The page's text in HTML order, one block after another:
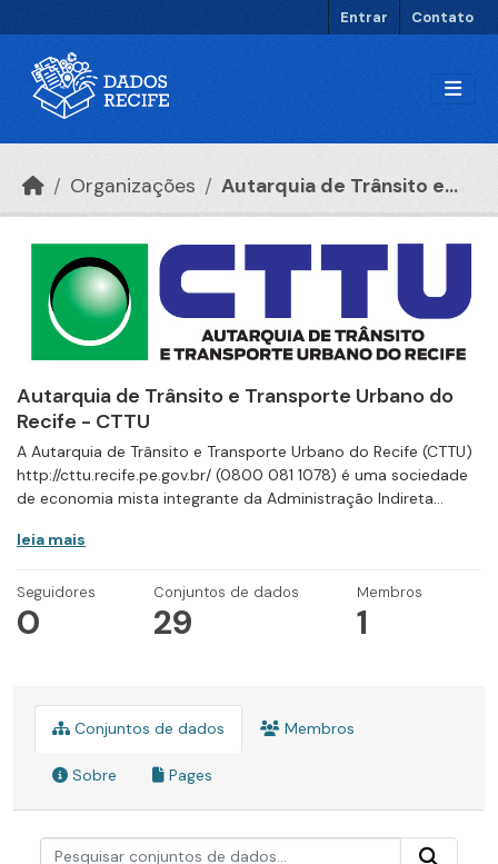
Entrar Contato
Organizações Autarquia de Trânsito e...
Autarquia de Trânsito e Transporte Urbano do
Recife - CTTU
A Autarquia de Trânsito e Transporte Urbano do Recife (CTTU)
http://cttu.recife.pe.gov.br/ (0800 081 1078) é uma sociedade
de economia mista integrante da Administração Indireta...
leia mais
Seguidores
0
Conjuntos de dados
29
Membros
1
Conjuntos de dados Membros
Sobre Pages